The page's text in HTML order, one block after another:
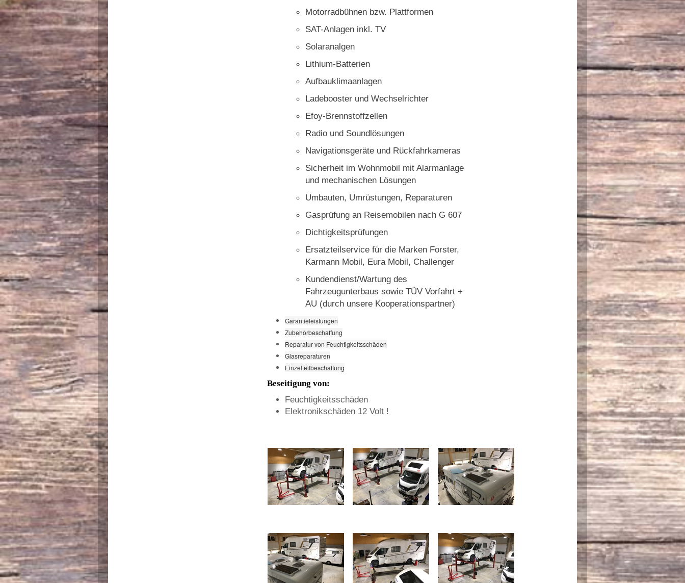
Motorradbühnen bzw. Plattformen
SAT-Anlagen inkl. TV
Solaranalgen
Lithium-Batterien
Aufbauklimaanlagen
Ladebooster und Wechselrichter
Efoy-Brennstoffzellen
Radio und Soundlösungen
Navigationsgeräte und Rückfahrkameras
Sicherheit im Wohnmobil mit Alarmanlage
und mechanischen Lösungen
Umbauten, Umrüstungen, Reparaturen
Gasprüfung an Reisemobilen nach G 607
Dichtigkeitsprüfungen
Ersatzteilservice für die Marken Forster,
Karmann Mobil, Eura Mobil, Challenger
Kundendienst/Wartung des
Fahrzeugunterbaus sowie TÜV Vorfahrt +
AU (durch unsere Kooperationspartner)
Garantieleistungen
Zubehörbeschaffung
Reparatur von Feuchtigkeitsschäden
Glasreparaturen
Einzelteilbeschaffung
Beseitigung von:
Feuchtigkeitsschäden
Elektronikschäden 12 Volt !